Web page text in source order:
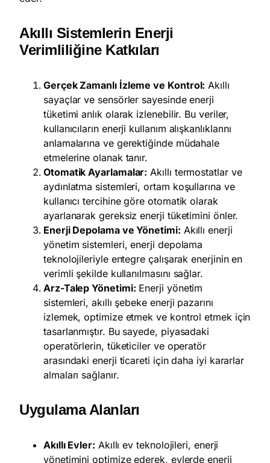
Akıllı Sistemlerin Enerji
Verimliliğine Katkıları
Gerçek Zamanlı İzleme ve Kontrol: Akıllı
sayaçlar ve sensörler sayesinde enerji
tüketimi anlık olarak izlenebilir. Bu veriler,
kullanıcıların enerji kullanım alışkanlıklarını
anlamalarına ve gerektiğinde müdahale
etmelerine olanak tanır.
Otomatik Ayarlamalar: Akıllı termostatlar ve
aydınlatma sistemleri, ortam koşullarına ve
kullanıcı tercihine göre otomatik olarak
ayarlanarak gereksiz enerji tüketimini önler.
Enerji Depolama ve Yönetimi: Akıllı enerji
yönetim sistemleri, enerji depolama
teknolojileriyle entegre çalışarak enerjinin en
verimli şekilde kullanılmasını sağlar.
Arz-Talep Yönetimi: Enerji yönetim
sistemleri, akıllı şebeke enerji pazarını
izlemek, optimize etmek ve kontrol etmek için
tasarlanmıştır. Bu sayede, piyasadaki
operatörlerin, tüketiciler ve operatör
arasındaki enerji ticareti için daha iyi kararlar
almaları sağlanır.
Uygulama Alanları
Akıllı Evler: Akıllı ev teknolojileri, enerji
yönetimini optimize ederek, evlerde enerji